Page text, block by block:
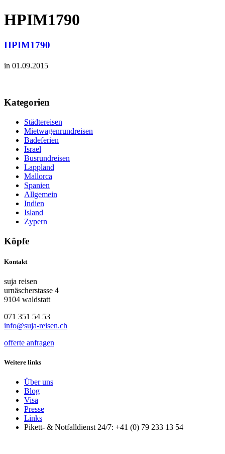
HPIM1790
HPIM1790
in 01.09.2015
Kategorien
Städtereisen
Mietwagenrundreisen
Badeferien
Israel
Busrundreisen
Lappland
Mallorca
Spanien
Allgemein
Indien
Island
Zypern
Köpfe
Kontakt
suja reisen
urnäscherstasse 4
9104 waldstatt
071 351 54 53
info@suja-reisen.ch
offerte anfragen
Weitere links
Über uns
Blog
Visa
Presse
Links
Pikett- & Notfalldienst 24/7: +41 (0) 79 233 13 54